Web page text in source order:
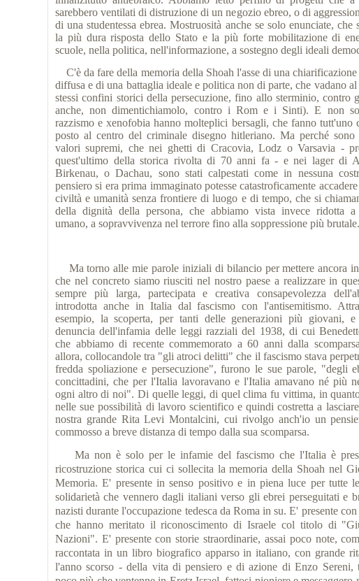
sarebbero ventilati di distruzione di un negozio ebreo, o di
di una studentessa ebrea. Mostruosità anche se solo enunciate, che
la più dura risposta dello Stato e la più forte mobilitazione di
scuole, nella politica, nell'informazione, a sostegno degli ideali
C'è da fare della memoria della Shoah l'asse di una chiarificazione
diffusa e di una battaglia ideale e politica non di parte, che vadano
stessi confini storici della persecuzione, fino allo sterminio, contro
anche, non dimentichiamolo, contro i Rom e i Sinti). E non
razzismo e xenofobia hanno molteplici bersagli, che fanno tutt'uno
posto al centro del criminale disegno hitleriano. Ma perché
valori supremi, che nei ghetti di Cracovia, Lodz o Varsavia -
quest'ultimo della storica rivolta di 70 anni fa - e nei lager di
Birkenau, o Dachau, sono stati calpestati come in nessuna
pensiero si era prima immaginato potesse catastroficamente
civiltà e umanità senza frontiere di luogo e di tempo, che si
della dignità della persona, che abbiamo vista invece ridotta a
umano, a sopravvivenza nel terrore fino alla soppressione più brutale.
Ma torno alle mie parole iniziali di bilancio per mettere ancora
che nel concreto siamo riusciti nel nostro paese a realizzare in
sempre più larga, partecipata e creativa consapevolezza
introdotta anche in Italia dal fascismo con l'antisemitismo.
esempio, la scoperta, per tanti delle generazioni più giovani,
denuncia dell'infamia delle leggi razziali del 1938, di cui
che abbiamo di recente commemorato a 60 anni dalla
allora, collocandole tra "gli atroci delitti" che il fascismo stava
fredda spoliazione e persecuzione", furono le sue parole, "degli
concittadini, che per l'Italia lavoravano e l'Italia amavano né più
ogni altro di noi". Di quelle leggi, di quel clima fu vittima, in
nelle sue possibilità di lavoro scientifico e quindi costretta a
nostra grande Rita Levi Montalcini, cui rivolgo anch'io un
commosso a breve distanza di tempo dalla sua scomparsa.
Ma non è solo per le infamie del fascismo che l'Italia è
ricostruzione storica cui ci sollecita la memoria della Shoah nel
Memoria. E' presente in senso positivo e in piena luce per tutte
solidarietà che vennero dagli italiani verso gli ebrei perseguitati e
nazisti durante l'occupazione tedesca da Roma in su. E' presente
che hanno meritato il riconoscimento di Israele col titolo di
Nazioni". E' presente con storie straordinarie, assai poco note,
raccontata in un libro biografico apparso in italiano, con grande
l'anno scorso - della vita di pensiero e di azione di Enzo Sereni,